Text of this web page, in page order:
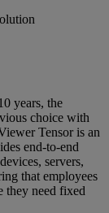
years, the
choice with
Tensor is an
end-to-end
servers,
that employees
they need fixed